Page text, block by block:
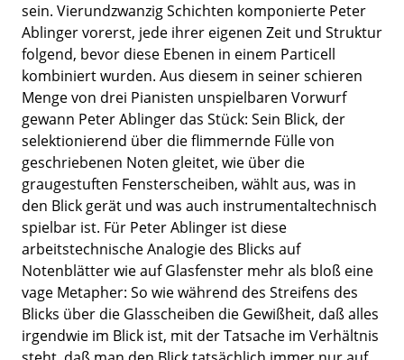
sein. Vierundzwanzig Schichten komponierte Peter
Ablinger vorerst, jede ihrer eigenen Zeit und Struktur
folgend, bevor diese Ebenen in einem Particell
kombiniert wurden. Aus diesem in seiner schieren
Menge von drei Pianisten unspielbaren Vorwurf
gewann Peter Ablinger das Stück: Sein Blick, der
selektionierend über die flimmernde Fülle von
geschriebenen Noten gleitet, wie über die
graugestuften Fensterscheiben, wählt aus, was in
den Blick gerät und was auch instrumentaltechnisch
spielbar ist. Für Peter Ablinger ist diese
arbeitstechnische Analogie des Blicks auf
Notenblätter wie auf Glasfenster mehr als bloß eine
vage Metapher: So wie während des Streifens des
Blicks über die Glasscheiben die Gewißheit, daß alles
irgendwie im Blick ist, mit der Tatsache im Verhältnis